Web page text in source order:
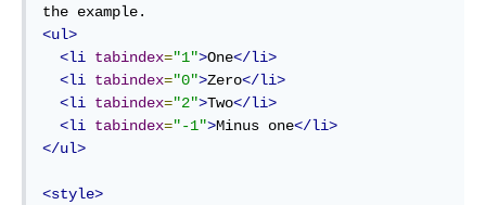
<ul>
<li tabindex="1">One</li>
<li tabindex="0">Zero</li>
<li tabindex="2">Two</li>
<li tabindex="-1">Minus one</li>
</ul>
<style>